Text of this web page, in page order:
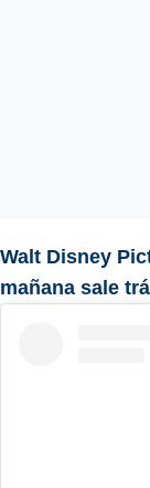
Walt Disney
mañana sale